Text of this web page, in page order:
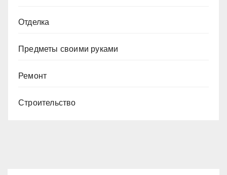
Отделка
Предметы своими руками
Ремонт
Строительство